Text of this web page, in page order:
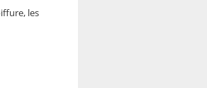
les